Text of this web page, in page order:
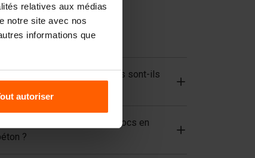
relatives aux médias
notre site avec nos
informations que
autoriser
de rechange
quels matériaux les moules sont-ils
Betonblock® vend-elle des blocs en
?